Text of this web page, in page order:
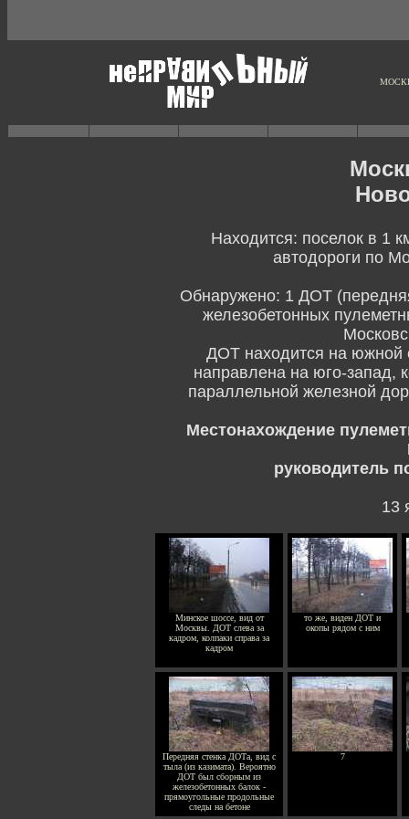
Находится: поселок в 1
автодороги по
Обнаружено: 1 ДОТ
железобетонных
ДОТ находится на южной
направлена на юго-запад,
параллельной железной
Местонахождение
руководитель
13
Минское шоссе, вид от
Москвы. ДОТ слева за
кадром, колпаки справа за
кадром
то же, виден ДОТ и
окопы рядом с ним
Передняя стенка ДОТа, вид с
тыла (из казимата). Вероятно
ДОТ был сборным из
железобетонных балок -
прямоугольные продольные
следы на бетоне
7